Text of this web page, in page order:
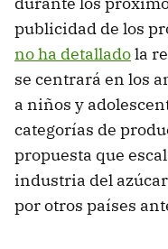
publicidad de los
no ha detalladola
se centrará en los
a niños y
categorías de
propuesta que
industria del
por otros países